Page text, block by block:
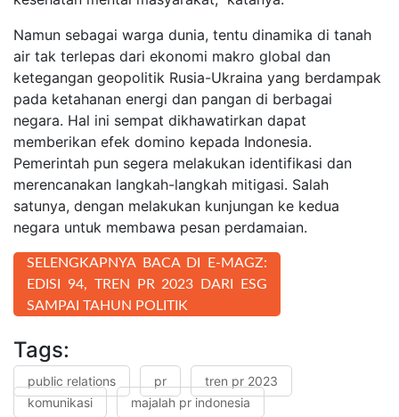
Namun sebagai warga dunia, tentu dinamika di tanah
air tak terlepas dari ekonomi makro global dan
ketegangan geopolitik Rusia-Ukraina yang berdampak
pada ketahanan energi dan pangan di berbagai
negara. Hal ini sempat dikhawatirkan dapat
memberikan efek domino kepada Indonesia.
Pemerintah pun segera melakukan identifikasi dan
merencanakan langkah-langkah mitigasi. Salah
satunya, dengan melakukan kunjungan ke kedua
negara untuk membawa pesan perdamaian.
SELENGKAPNYA BACA DI E-MAGZ:
EDISI 94, TREN PR 2023 DARI ESG
SAMPAI TAHUN POLITIK
Tags:
public relations pr
tren pr 2023
komunikasi
majalah pr indonesia